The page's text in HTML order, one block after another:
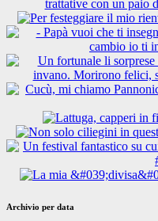
Archivio per data